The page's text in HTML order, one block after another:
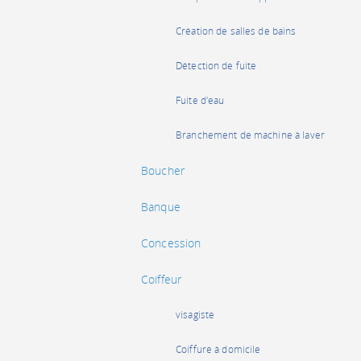
Création de salles de bains
Détection de fuite
Fuite d'eau
Branchement de machine à laver
Boucher
Banque
Concession
Coiffeur
visagiste
Coiffure à domicile